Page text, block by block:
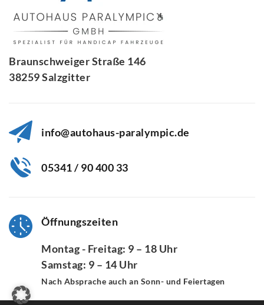
Braunschweiger Straße 146
38259 Salzgitter
info@autohaus-paralympic.de
05341 / 90 400 33
Öffnungszeiten
Montag - Freitag: 9 – 18 Uhr
Samstag: 9 – 14 Uhr
Nach Absprache auch an Sonn- und Feiertagen